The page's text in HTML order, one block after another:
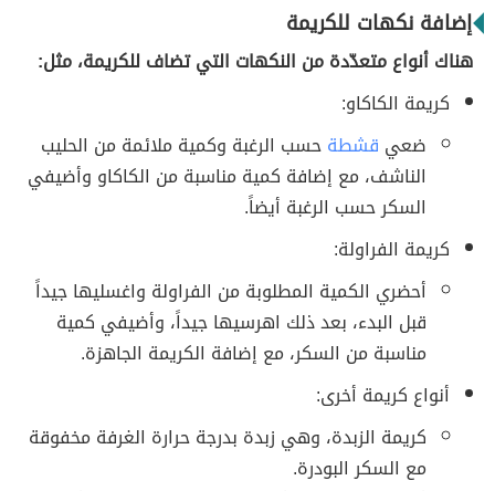
إضافة نكهات للكريمة
هناك أنواع متعدّدة من النكهات التي تضاف للكريمة، مثل:
كريمة الكاكاو:
ضعي قشطةحسب الرغبة وكمية ملائمة من الحليب
الناشف، مع إضافة كمية مناسبة من الكاكاو وأضيفي
السكر حسب الرغبة أيضاً.
كريمة الفراولة:
أحضري الكمية المطلوبة من الفراولة واغسليها جيداً
قبل البدء، بعد ذلك اهرسيها جيداً، وأضيفي كمية
مناسبة من السكر، مع إضافة الكريمة الجاهزة.
أنواع كريمة أخرى:
كريمة الزبدة، وهي زبدة بدرجة حرارة الغرفة مخفوقة
مع السكر البودرة.